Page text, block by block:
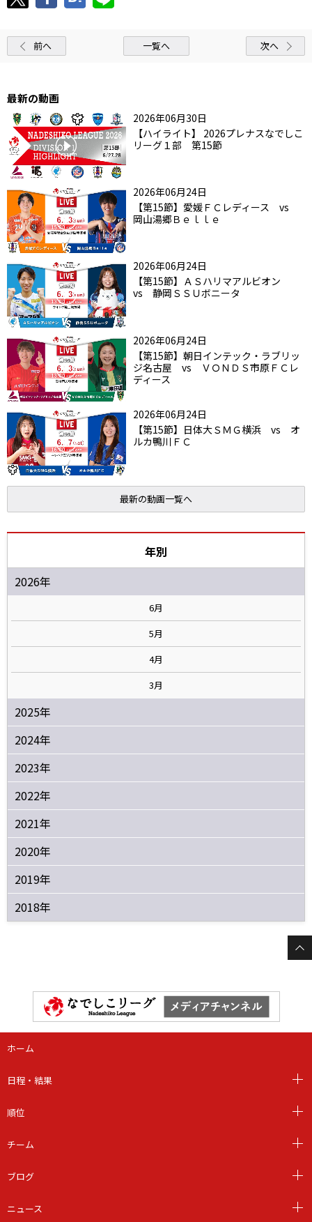
前へ 一覧へ 次へ
最新の動画
2026年06月30日
【ハイライト】 2026プレナスなでしこ
リーグ１部 第15節
2026年06月24日
【第15節】愛媛ＦＣレディース vs
岡山湯郷Ｂｅｌｌｅ
2026年06月24日
【第15節】ＡＳハリマアルビオン
vs 静岡ＳＳＵボニータ
2026年06月24日
【第15節】朝日インテック・ラブリッ
ジ名古屋 vs ＶＯＮＤＳ市原ＦＣレ
ディース
2026年06月24日
【第15節】日体大ＳＭＧ横浜 vs オ
ルカ鴨川ＦＣ
最新の動画一覧へ
年別
2026年
6月
5月
4月
3月
2025年
2024年
2023年
2022年
2021年
2020年
2019年
2018年
ホーム
日程・結果
順位
チーム
ブログ
ニュース